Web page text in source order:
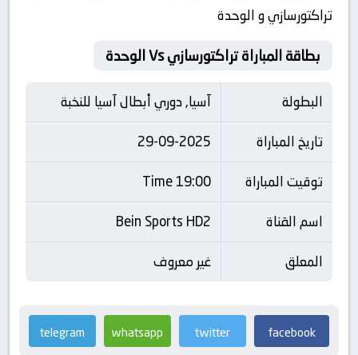
تراکتورسازي و الوحدة
بطاقة المباراة تراکتورسازي Vs الوحدة
البطولة
آسيا, دوري أبطال آسيا للنخبة
تاريخ المباراة
29-09-2025
توقيت المباراة
19:00 Time
اسم القناة
Bein Sports HD2
المعلق
غير معروف
facebook
twitter
whatsapp
telegram